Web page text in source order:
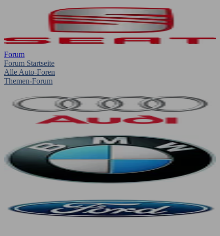
Forum
Forum Startseite
Alle Auto-Foren
Themen-Forum